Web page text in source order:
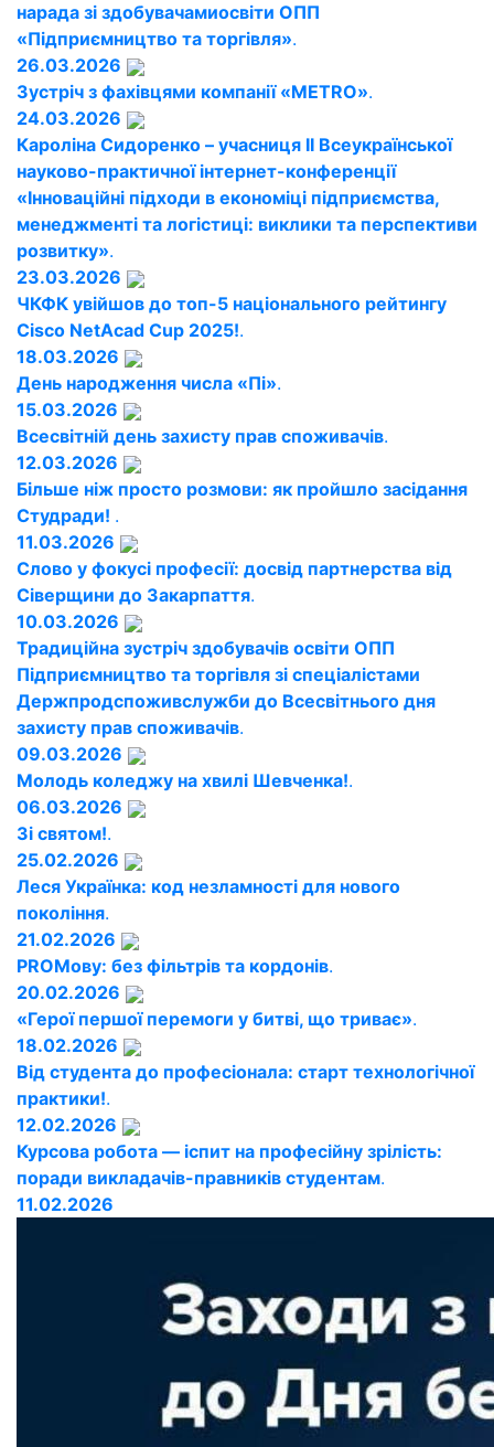
нарада зі здобувачамиосвіти ОПП
«Підприємництво та торгівля».
26.03.2026
Зустріч з фахівцями компанії «METRO».
24.03.2026
Кароліна Сидоренко – учасниця ІІ Всеукраїнської
науково-практичної інтернет-конференції
«Інноваційні підходи в економіці підприємства,
менеджменті та логістиці: виклики та перспективи
розвитку».
23.03.2026
ЧКФК увійшов до топ-5 національного рейтингу
Cisco NetAcad Cup 2025!.
18.03.2026
День народження числа «Пі».
15.03.2026
Всесвітній день захисту прав споживачів.
12.03.2026
Більше ніж просто розмови: як пройшло засідання
Студради! .
11.03.2026
Слово у фокусі професії: досвід партнерства від
Сіверщини до Закарпаття.
10.03.2026
Традиційна зустріч здобувачів освіти ОПП
Підприємництво та торгівля зі спеціалістами
Держпродспоживслужби до Всесвітнього дня
захисту прав споживачів.
09.03.2026
Молодь коледжу на хвилі Шевченка!.
06.03.2026
Зі святом!.
25.02.2026
Леся Українка: код незламності для нового
покоління.
21.02.2026
PROМову: без фільтрів та кордонів.
20.02.2026
«Герої першої перемоги у битві, що триває».
18.02.2026
Від студента до професіонала: старт технологічної
практики!.
12.02.2026
Курсова робота — іспит на професійну зрілість:
поради викладачів-правників студентам.
11.02.2026